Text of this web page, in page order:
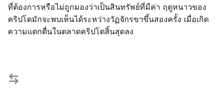
ที่ต้องการหรือไม่ถูกมองว่าเป็นสินทรัพย์ที่มีค่า ฤดูหนาวของ
คริปโตมักจะพบเห็นได้ระหว่างวัฏจักรขาขึ้นสองครั้ง เมื่อเกิด
ความแตกตื่นในตลาดคริปโตสิ้นสุดลง